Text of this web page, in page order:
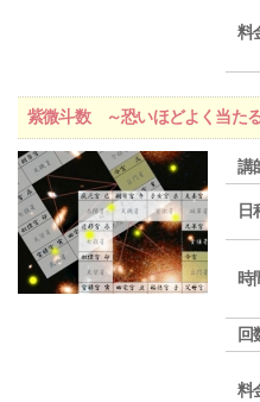
料
紫微斗数 ～恐いほどよく当た
講
日
時
回
料